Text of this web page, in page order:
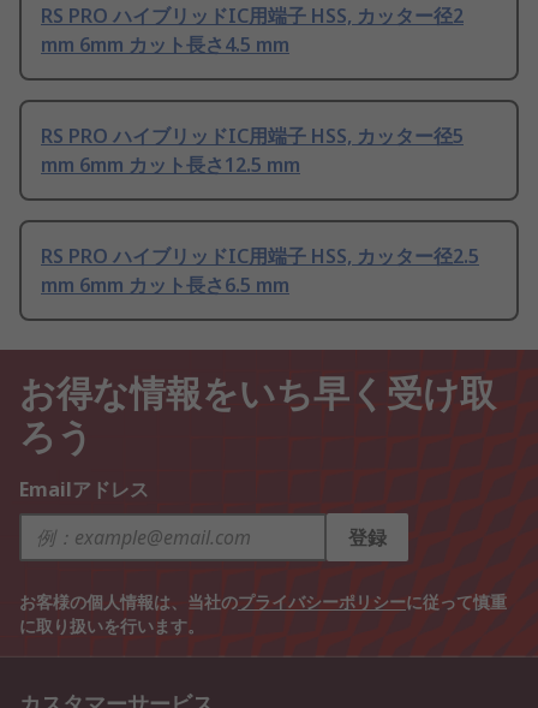
RS PRO ハイブリッドIC用端子 HSS, カッター径2
mm 6mm カット長さ4.5 mm
RS PRO ハイブリッドIC用端子 HSS, カッター径5
mm 6mm カット長さ12.5 mm
RS PRO ハイブリッドIC用端子 HSS, カッター径2.5
mm 6mm カット長さ6.5 mm
お得な情報をいち早く受け取
ろう
Emailアドレス
登録
お客様の個人情報は、当社のプライバシーポリシーに従って慎重
に取り扱いを行います。